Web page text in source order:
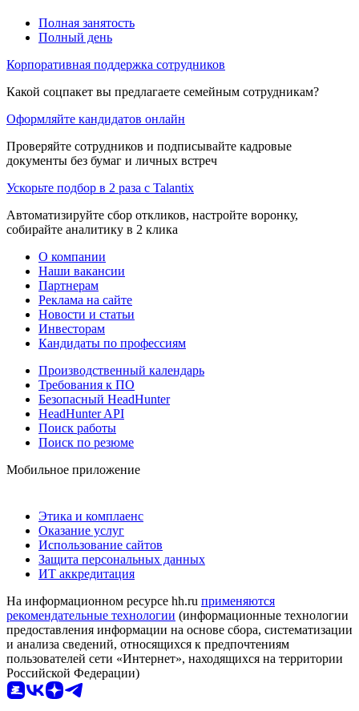
Полная занятость
Полный день
Корпоративная поддержка сотрудников
Какой соцпакет вы предлагаете семейным сотрудникам?
Оформляйте кандидатов онлайн
Проверяйте сотрудников и подписывайте кадровые
документы без бумаг и личных встреч
Ускорьте подбор в 2 раза с Talantix
Автоматизируйте сбор откликов, настройте воронку,
собирайте аналитику в 2 клика
О компании
Наши вакансии
Партнерам
Реклама на сайте
Новости и статьи
Инвесторам
Кандидаты по профессиям
Производственный календарь
Требования к ПО
Безопасный HeadHunter
HeadHunter API
Поиск работы
Поиск по резюме
Мобильное приложение
Этика и комплаенс
Оказание услуг
Использование сайтов
Защита персональных данных
ИТ аккредитация
На информационном ресурсе hh.ru применяются
рекомендательные технологии (информационные технологии
предоставления информации на основе сбора, систематизации
и анализа сведений, относящихся к предпочтениям
пользователей сети «Интернет», находящихся на территории
Российской Федерации)